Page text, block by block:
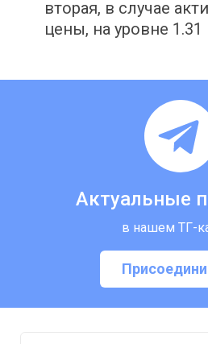
вторая, в случае
цены, на уровне 1.31
Актуальные
в нашем ТГ-